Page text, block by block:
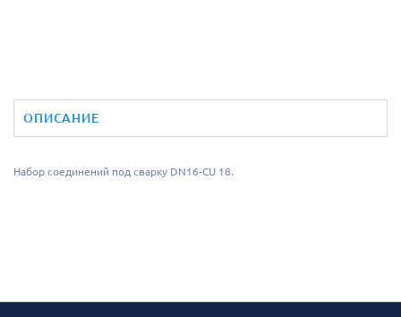
ОПИСАНИЕ
Набор соединений под сварку DN16-СU 18.